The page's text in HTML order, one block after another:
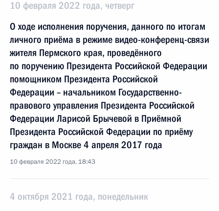
10 февраля 2022 года, четверг
О ходе исполнения поручения, данного по итогам
личного приёма в режиме видео-конференц-связи
жителя Пермского края, проведённого
по поручению Президента Российской Федерации
помощником Президента Российской
Федерации – начальником Государственно-
правового управления Президента Российской
Федерации Ларисой Брычевой в Приёмной
Президента Российской Федерации по приёму
граждан в Москве 4 апреля 2017 года
10 февраля 2022 года, 18:43
4 октября 2021 года, понедельник